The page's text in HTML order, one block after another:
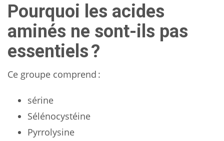
Pourquoi les acides
aminés ne sont-ils pas
essentiels ?
Ce groupe comprend :
sérine
Sélénocystéine
Pyrrolysine